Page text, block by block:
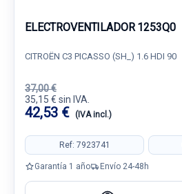
ELECTROVENTILADOR 1253Q0
CITROËN C3 PICASSO (SH_) 1.6 HDI 90
37,00 €
35,15 € sin IVA.
42,53 € (IVA incl.)
Ref: 7923741
Garantía 1 año Envío 24-48h